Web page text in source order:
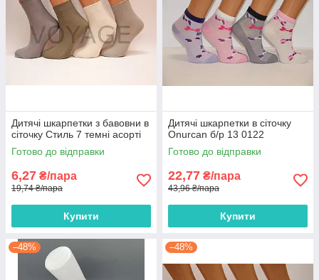
Дитячі шкарпетки з бавовни в
сіточку Стиль 7 темні асорті
Готово до відправки
6,27 ₴/пара
19,74 ₴/пара
Купити
Дитячі шкарпетки в сіточку
Onurcan б/р 13 0122
Готово до відправки
22,77 ₴/пара
43,96 ₴/пара
Купити
–48% –48%